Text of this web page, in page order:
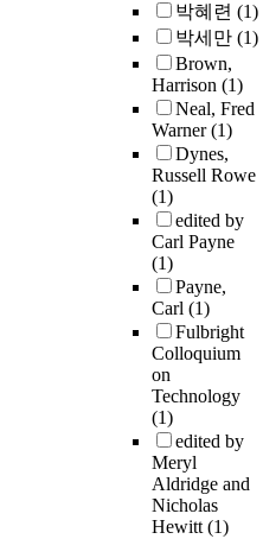
박혜련 (1)
박세만 (1)
Brown,
Harrison (1)
Neal, Fred
Warner(1)
Dynes,
Russell Rowe
(1)
edited by
Carl Payne
(1)
Payne,
Carl (1)
Fulbright
Colloquium
on
Technology
(1)
edited by
Meryl
Aldridge and
Nicholas
Hewitt(1)